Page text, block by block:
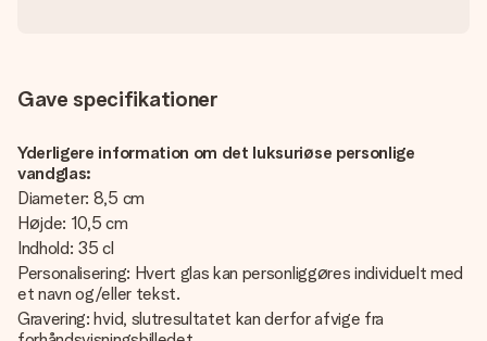
Gave specifikationer
Yderligere information om det luksuriøse personlige
vandglas:
Diameter: 8,5 cm
Højde: 10,5 cm
Indhold: 35 cl
Personalisering: Hvert glas kan personliggøres individuelt med
et navn og/eller tekst.
Gravering: hvid, slutresultatet kan derfor afvige fra